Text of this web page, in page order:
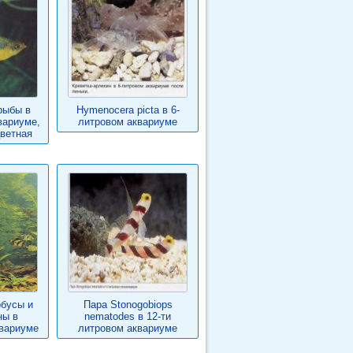
в
Hymenocera picta в 6-
литровом аквариуме
и
в
Пара Stonogobiops
nematodes в 12-ти
литровом аквариуме